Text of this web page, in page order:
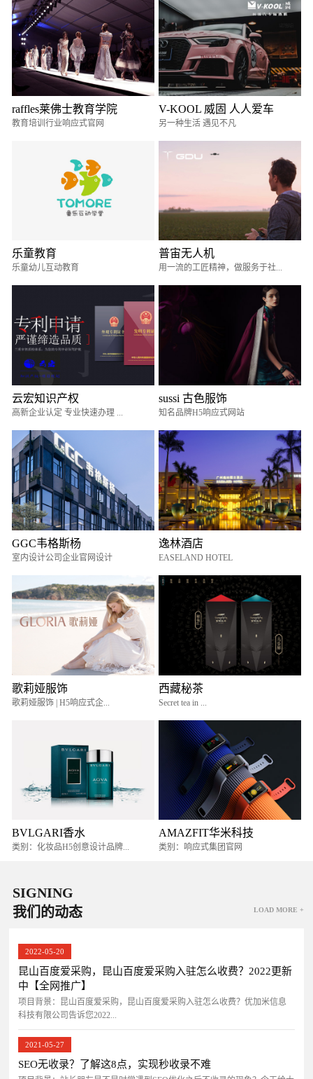
raffles莱佛士教育学院
教育培训行业响应式官网
V-KOOL 威固 人人爱车
另一种生活 遇见不凡
乐童教育
乐童幼儿互动教育
普宙无人机
用一流的工匠精神，做服务于社...
云宏知识产权
高新企业认定 专业快速办理 ...
sussi 古色服饰
知名品牌H5响应式网站
GGC韦格斯杨
室内设计公司企业官网设计
逸林酒店
EASELAND HOTEL
歌莉娅服饰
歌莉娅服饰 | H5响应式企...
西藏秘茶
Secret tea in ...
BVLGARI香水
类别：化妆品H5创意设计品牌...
AMAZFIT华米科技
类别：响应式集团官网
SIGNING
我们的动态
LOAD MORE +
2022-05-20
昆山百度爱采购，昆山百度爱采购入驻怎么收费？2022更新
中【全网推广】
项目背景：昆山百度爱采购，昆山百度爱采购入驻怎么收费？优加米信息
科技有限公司告诉您2022...
2021-05-27
SEO无收录？了解这8点，实现秒收录不难